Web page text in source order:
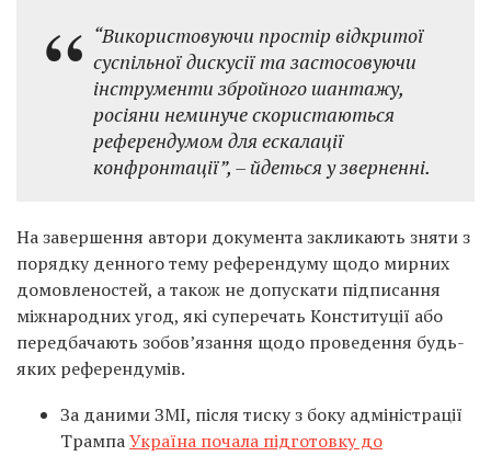
“Використовуючи простір відкритої
суспільної дискусії та застосовуючи
інструменти збройного шантажу,
росіяни неминуче скористаються
референдумом для ескалації
конфронтації”, – йдеться у зверненні.
На завершення автори документа закликають зняти з
порядку денного тему референдуму щодо мирних
домовленостей, а також не допускати підписання
міжнародних угод, які суперечать Конституції або
передбачають зобов’язання щодо проведення будь-
яких референдумів.
За даними ЗМІ, після тиску з боку адміністрації
ТрампаУкраїна почала підготовку до